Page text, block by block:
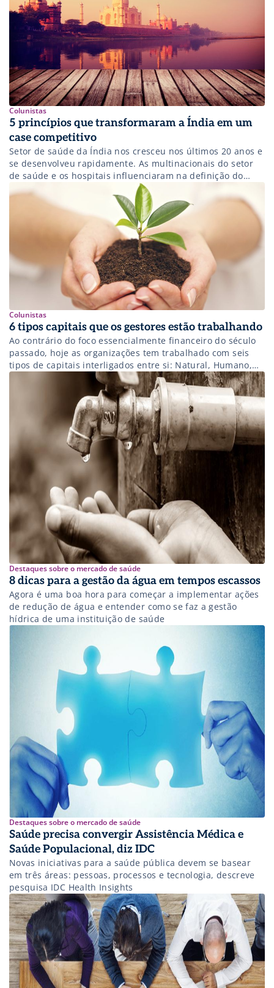
Colunistas
5 princípios que transformaram a Índia em um
case competitivo
Setor de saúde da Índia nos cresceu nos últimos 20 anos e
se desenvolveu rapidamente. As multinacionais do setor
de saúde e os hospitais influenciaram na definição do
mercado indiano e no comportamento de um grande
número de consumidores
Colunistas
6 tipos capitais que os gestores estão trabalhando
Ao contrário do foco essencialmente financeiro do século
passado, hoje as organizações tem trabalhado com seis
tipos de capitais interligados entre si: Natural, Humano,
Social/Relacionamento, Intelectual, Manufaturado e
Financeiro. Este novo modelo permite que os gestores
tomem suas decisões não apenas com foco financeiro, mas
também de acordo com o valor intrínseco dessas novas
moedas. […]
Destaques sobre o mercado de saúde
8 dicas para a gestão da água em tempos escassos
Agora é uma boa hora para começar a implementar ações
de redução de água e entender como se faz a gestão
hídrica de uma instituição de saúde
Destaques sobre o mercado de saúde
Saúde precisa convergir Assistência Médica e
Saúde Populacional, diz IDC
Novas iniciativas para a saúde pública devem se basear
em três áreas: pessoas, processos e tecnologia, descreve
pesquisa IDC Health Insights